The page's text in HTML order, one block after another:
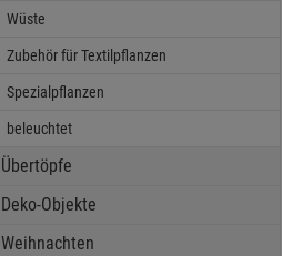
Wüste
Zubehör für Textilpflanzen
Spezialpflanzen
beleuchtet
Übertöpfe
Deko-Objekte
Weihnachten